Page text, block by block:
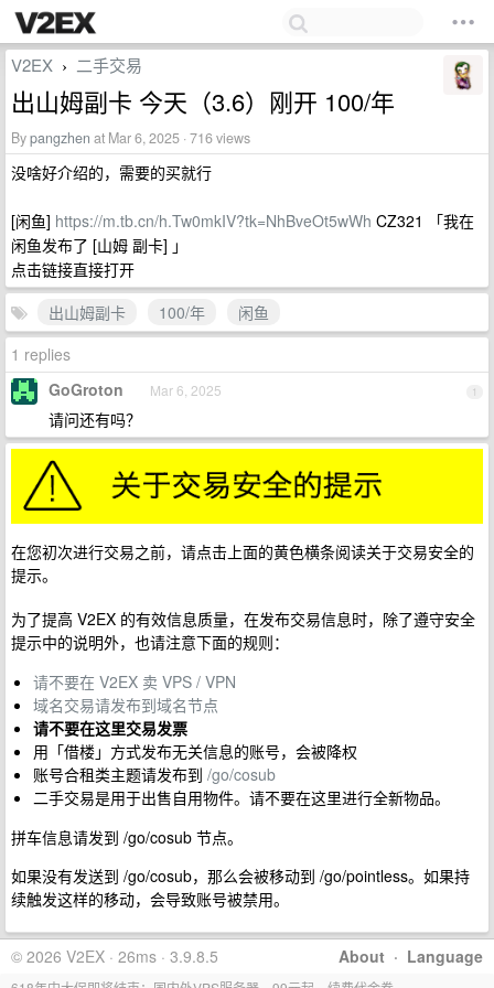
V2EX › 二手交易
出山姆副卡 今天（3.6）刚开 100/年
Bypangzhen at Mar 6, 2025 · 716 views
没啥好介绍的，需要的买就行
[闲鱼] https://m.tb.cn/h.Tw0mkIV?tk=NhBveOt5wWh CZ321 「我在
闲鱼发布了 [山姆 副卡] 」
点击链接直接打开
出山姆副卡
100/年
闲鱼
1 replies
1
GoGroton Mar 6, 2025
请问还有吗？
在您初次进行交易之前，请点击上面的黄色横条阅读关于交易安全的
提示。
为了提高 V2EX 的有效信息质量，在发布交易信息时，除了遵守安全
提示中的说明外，也请注意下面的规则：
请不要在 V2EX 卖 VPS / VPN
域名交易请发布到域名节点
请不要在这里交易发票
用「借楼」方式发布无关信息的账号，会被降权
账号合租类主题请发布到 /go/cosub
二手交易是用于出售自用物件。请不要在这里进行全新物品。
拼车信息请发到 /go/cosub 节点。
如果没有发送到 /go/cosub，那么会被移动到 /go/pointless。如果持
续触发这样的移动，会导致账号被禁用。
About · Language
© 2026 V2EX · 26ms · 3.9.8.5